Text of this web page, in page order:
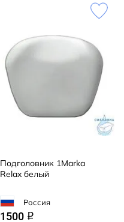
Подголовник 1Marka
Relax белый
Россия
1500 q